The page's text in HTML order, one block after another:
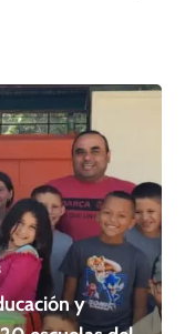
y